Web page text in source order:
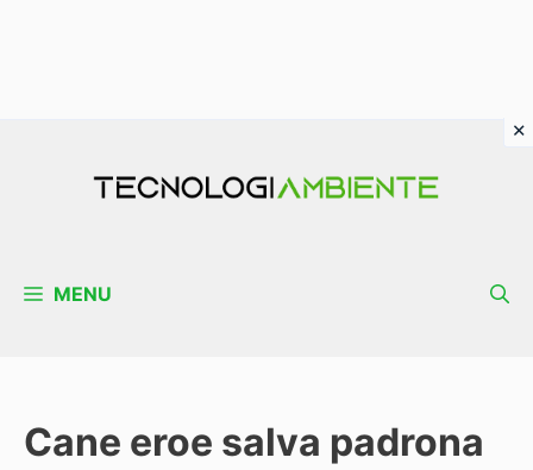
MENU
Cane eroe salva padrona